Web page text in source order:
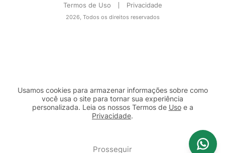
Termos de Uso Privacidade
2026, Todos os direitos reservados
Usamos cookies para armazenar informações sobre como
você usa o site para tornar sua experiência
personalizada. Leia os nossos Termos de Usoe a
Privacidade.
Prosseguir